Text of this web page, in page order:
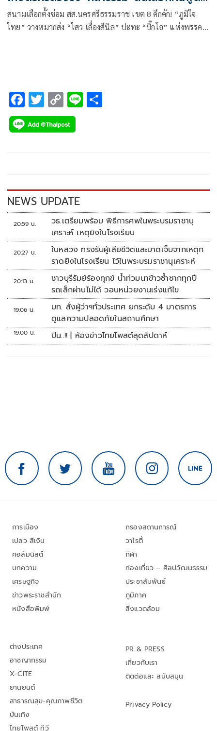
น้อยแต่ทำงาน
สนามเลือกตั้งซ่อม สส.นครศรีธรรมราช เขต 8 คึกคัก! “ภูมิใจ
ไทย” วางหมากส่ง “ไสว เลื่องสีนิล” ปะทะ “บิ๊กโอ” แห่งพรรค
F
ac
e
k
T
wi
tt
C
o
p
k
Li
NEWS UPDATE
20:59 น.
วธ.เตรียมพร้อม พิธีการศพในพระบรมราชานุ
เคราะห์ เหตุยิงในโรงเรียน
20:27 น.
ในหลวง ทรงรับผู้เสียชีวิตและบาดเจ็บจากเหตุก
ราดยิงในโรงเรียน ไว้ในพระบรมราชานุเคราะห์
20:13 น.
ชาวบุรีรัมย์ร้องทุกข์ น้ำท่วมนาข้าวซ้ำซากทุกปี
รถเล็กผ่านไม่ได้ วอนหน่วยงานเร่งแก้ไข
19:06 น.
มท. สั่งผู้ว่าฯทั่วประเทศ ยกระดับ 4 มาตรการ
ดูแลความปลอดภัยในสถานศึกษา
19:00 น. ปืน..!! | ห้องข่าวไทยโพสต์สุดสัปดาห์
การเมือง
เปลว สีเงิน
คอลัมนิสต์
บทความ
เศรษฐกิจ
ข่าวพระราชสำนัก
หนังสือพิมพ์
กรองสถานการณ์
วาไรตี้
กีฬา
ท่องเที่ยว – ศิลปวัฒนธรรม
ประชาสัมพันธ์
ภูมิภาค
สิ่งแวดล้อม
ต่างประเทศ
อาชญากรรม
X-CITE
ยานยนต์
สาธารณสุข-คุณภาพชีวิต
บันเทิง
ไทยโพสต์ ทีวี
PR & PRESS
เกี่ยวกับเรา
ติดต่อและ สนับสนุน
Privacy Policy